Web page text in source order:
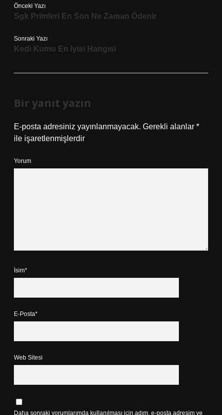
Önceki Yazı
Sgk Primleri En Son Ne Zaman Ödenir
Sonraki Yazı
Kedi Kumu En Iyisi Hangisi
Bir yanıt yazın
E-posta adresiniz yayınlanmayacak. Gerekli alanlar *
ile işaretlenmişlerdir
Yorum
İsim*
E-Posta*
Web Sitesi
Daha sonraki yorumlarımda kullanılması için adım, e-posta adresim ve